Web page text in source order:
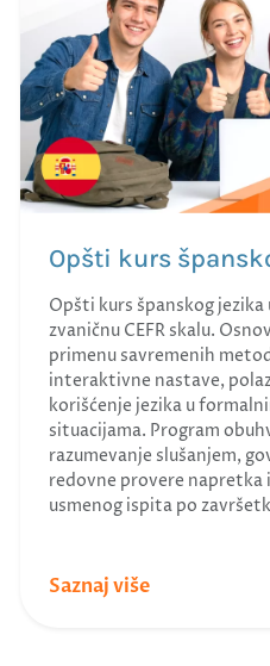
Opšti kurs
Opšti kurs španskog
zvaničnu CEFR skalu.
primenu savremenih
interaktivne nastave,
korišćenje jezika u
situacijama. Program
razumevanje slušanjem,
redovne provere napretka
usmenog ispita po
Saznaj više